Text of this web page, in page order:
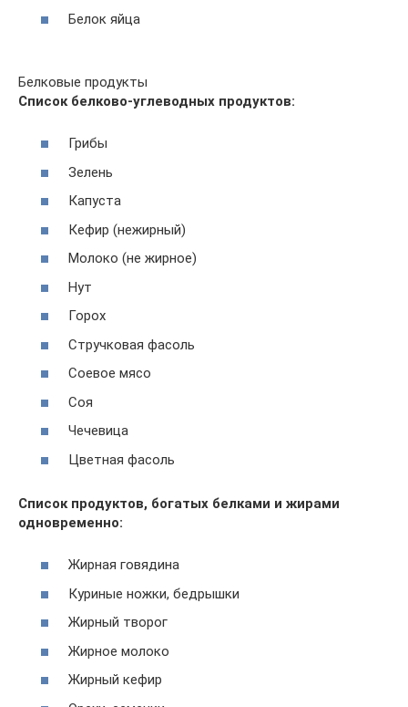
Белок яйца
Белковые продукты
Список белково-углеводных продуктов:
Грибы
Зелень
Капуста
Кефир (нежирный)
Молоко (не жирное)
Нут
Горох
Стручковая фасоль
Соевое мясо
Соя
Чечевица
Цветная фасоль
Список продуктов, богатых белками и жирами
одновременно:
Жирная говядина
Куриные ножки, бедрышки
Жирный творог
Жирное молоко
Жирный кефир